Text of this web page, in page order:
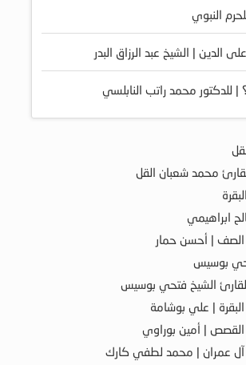
النبوي
الدين | الشيخ عبد الرزاق البدر
| للدكتور محمد راتب النابلسي
محمد شعبان القل
ابراهيمي
الصف | أحسن حمار
بوسيس
الشيخ فتحي بوسيس
| علي بوشامة
| أمين بوراوي
آل عمران | محمد لطفي كارك